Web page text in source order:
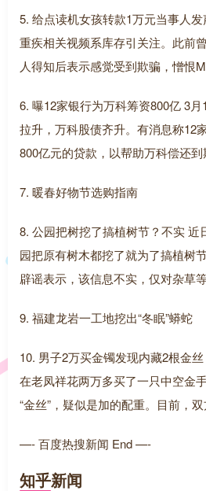
5. 给点读机女孩转款1万元当事人
重疾相关视频系库存引关注。此前
人得知后表示感觉受到欺骗，憎恨
6. 曝12家银行为万科筹资800亿 3
拉升，万科股债齐升。有消息称12
800亿元的贷款，以帮助万科偿还到
7. 暖春好物节选购指南
8. 公园把树挖了搞植树节？不实 近
园把原有树木都挖了就为了搞植树
辟谣表示，该信息不实，仅对杂草
9. 福建龙岩一工地挖出“冬眠”蟒蛇
10. 男子2万买金镯发现内藏2根金
在老凤祥花两万多买了一只中空金
“金丝”，疑似是加的配重。目前，双
—- 百度热搜新闻 End —-
知乎新闻